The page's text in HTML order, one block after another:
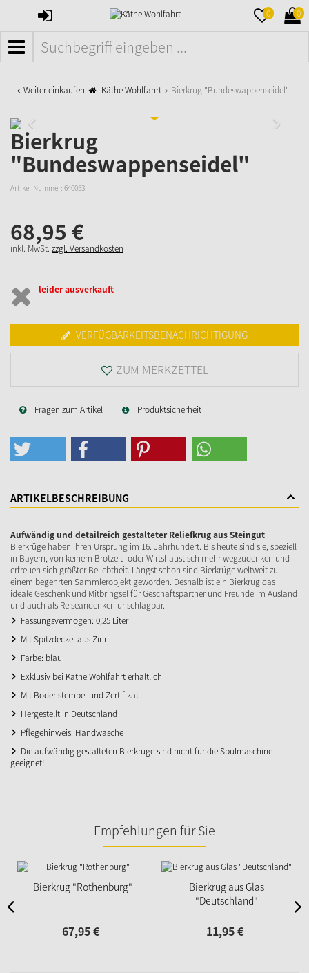
ANMELDEN 0 0
MENÜ
Weiter einkaufen Käthe Wohlfahrt Bierkrug "Bundeswappenseidel"
Bierkrug
"Bundeswappenseidel"
Artikel-Nummer: 640053
68,95 €
inkl. MwSt. zzgl. Versandkosten
leider ausverkauft
VERFÜGBARKEITSBENACHRICHTIGUNG
ZUM MERKZETTEL
Fragen zum Artikel Produktsicherheit
ARTIKELBESCHREIBUNG
Aufwändig und detailreich gestalteter Reliefkrug aus Steingut
Bierkrüge haben ihren Ursprung im 16. Jahrhundert. Bis heute sind sie, speziell
in Bayern, von keinem Brotzeit- oder Wirtshaustisch mehr wegzudenken und
erfreuen sich größter Beliebtheit. Längst schon sind Bierkrüge weltweit zu
einem begehrten Sammlerobjekt geworden. Deshalb ist ein Bierkrug das
ideale Geschenk und Mitbringsel für Geschäftspartner und Freunde im Ausland
und auch als Reiseandenken unschlagbar.
Fassungsvermögen: 0,25 Liter
Mit Spitzdeckel aus Zinn
Farbe: blau
Exklusiv bei Käthe Wohlfahrt erhältlich
Mit Bodenstempel und Zertifikat
Hergestellt in Deutschland
Pflegehinweis: Handwäsche
Die aufwändig gestalteten Bierkrüge sind nicht für die Spülmaschine
geeignet!
Empfehlungen für Sie
Bierkrug "Rothenburg"
67,95€
Bierkrug aus Glas
"Deutschland"
11,95€